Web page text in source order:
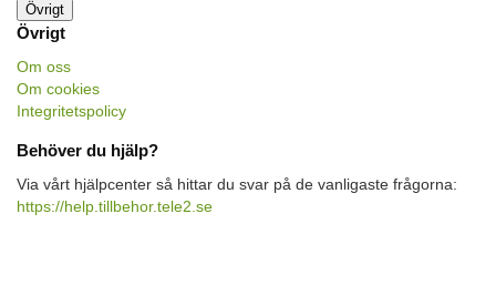
Övrigt
Övrigt
Om oss
Om cookies
Integritetspolicy
Behöver du hjälp?
Via vårt hjälpcenter så hittar du svar på de vanligaste frågorna:
https://help.tillbehor.tele2.se